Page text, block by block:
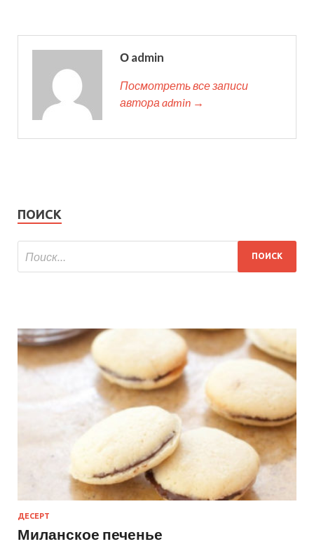
О admin
Посмотреть все записи
автора admin →
ПОИСК
ДЕСЕРТ
Миланское печенье